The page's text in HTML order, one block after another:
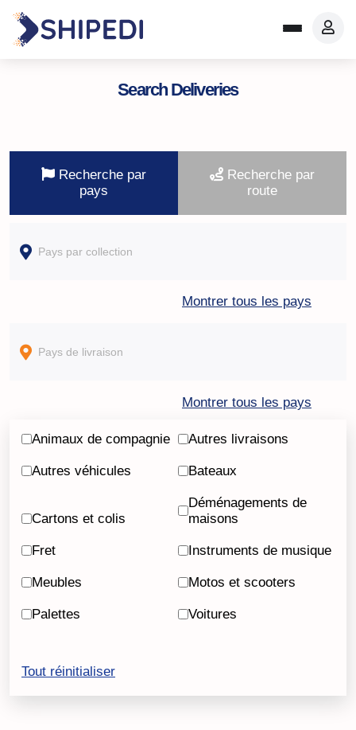
Search Deliveries
pays
route
Montrer tous les pays
Montrer tous les pays
Animaux de compagnie Autres livraisons
Autres véhicules Bateaux
Cartons et colis
Déménagements de
maisons
Fret Instruments de musique
Meubles Motos et scooters
Palettes Voitures
Tout réinitialiser